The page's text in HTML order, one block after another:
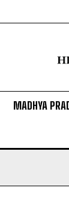
MADHYA